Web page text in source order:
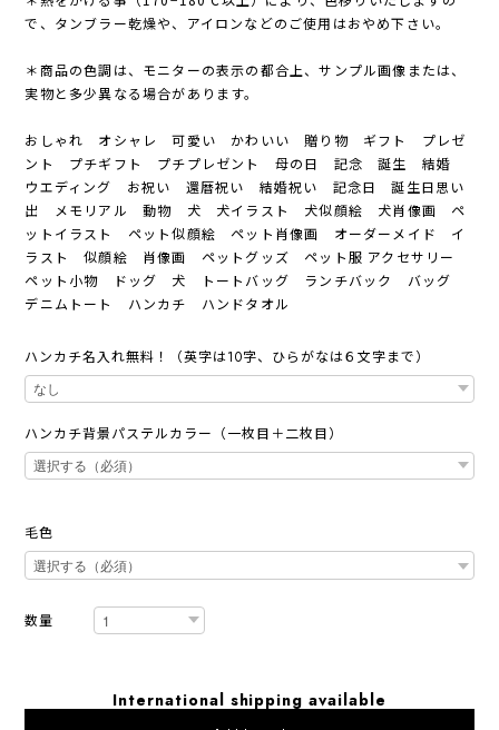
で、タンブラー乾燥や、アイロンなどのご使用はおやめ下さい。
＊商品の色調は、モニターの表示の都合上、サンプル画像または、
実物と多少異なる場合があります。
おしゃれ オシャレ 可愛い かわいい 贈り物 ギフト プレゼ
ント プチギフト プチプレゼント 母の日 記念 誕生 結婚
ウエディング お祝い 還暦祝い 結婚祝い 記念日 誕生日思い
出 メモリアル 動物 犬 犬イラスト 犬似顔絵 犬肖像画 ペ
ットイラスト ペット似顔絵 ペット肖像画 オーダーメイド イ
ラスト 似顔絵 肖像画 ペットグッズ ペット服 アクセサリー
ペット小物 ドッグ 犬 トートバッグ ランチバック バッグ
デニムトート ハンカチ ハンドタオル
ハンカチ名入れ無料！（英字は10字、ひらがなは６文字まで）
ハンカチ背景パステルカラー（一枚目＋二枚目）
毛色
数量
International shipping available